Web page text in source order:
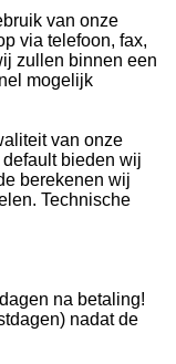
van onze
via telefoon, fax,
zullen binnen een
mogelijk
van onze
bieden wij
berekenen wij
Technische
na betaling!
nadat de